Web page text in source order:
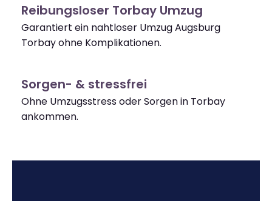
Reibungsloser Torbay Umzug
Garantiert ein nahtloser Umzug Augsburg
Torbay ohne Komplikationen.
Sorgen- & stressfrei
Ohne Umzugsstress oder Sorgen in Torbay
ankommen.